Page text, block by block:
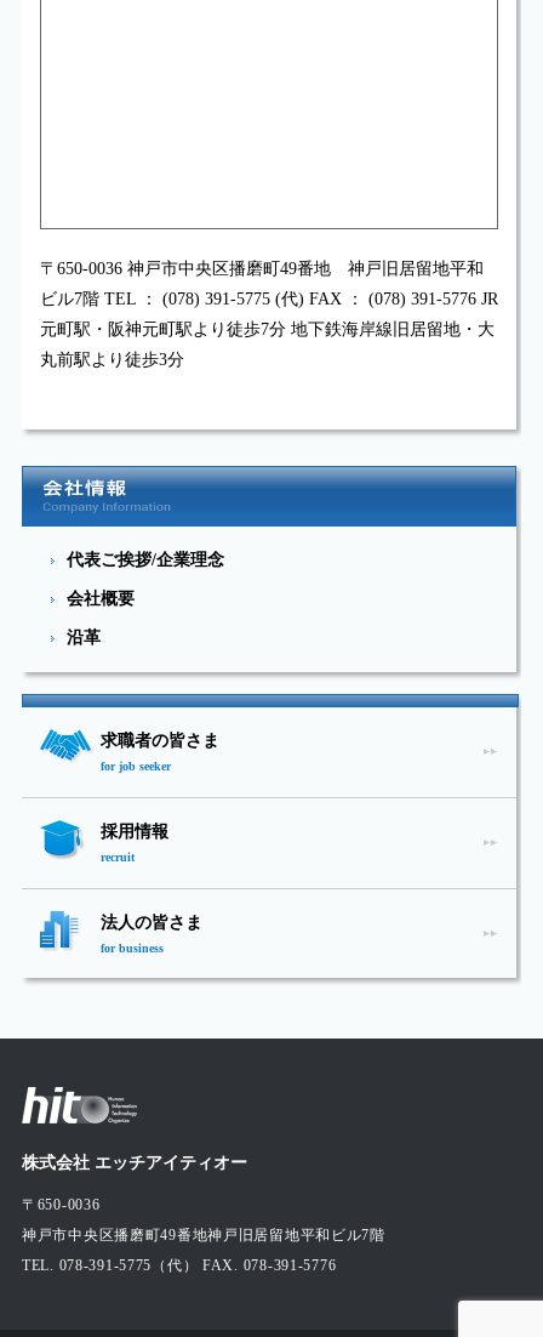
〒650-0036 神戸市中央区播磨町49番地 神戸旧居留地平和
ビル7階 TEL ： (078) 391-5775 (代) FAX ： (078) 391-5776 JR
元町駅・阪神元町駅より徒歩7分 地下鉄海岸線旧居留地・大
丸前駅より徒歩3分
代表ご挨拶/企業理念
会社概要
沿革
求職者の皆さま
for job seeker
採用情報
recruit
法人の皆さま
for business
株式会社 エッチアイティオー
〒650-0036
神戸市中央区播磨町49番地神戸旧居留地平和ビル7階
TEL. 078-391-5775（代） FAX. 078-391-5776